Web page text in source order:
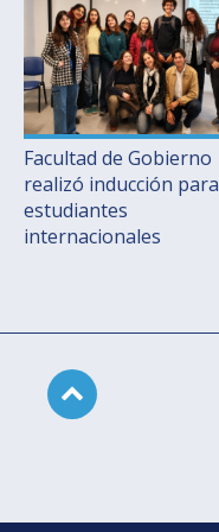
Facultad de Gobierno
realizó inducción para
estudiantes
internacionales